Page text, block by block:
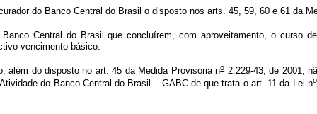
do Banco Central do Brasil o disposto nos arts. 45, 59, 60 e 61 da
Central do Brasil que concluírem, com aproveitamento, o curso
vencimento básico.
além do disposto no art. 45 da Medida Provisória no2.229-43, de 2001,
do Banco Central do Brasil – GABC de que trata o art. 11 da Lei no